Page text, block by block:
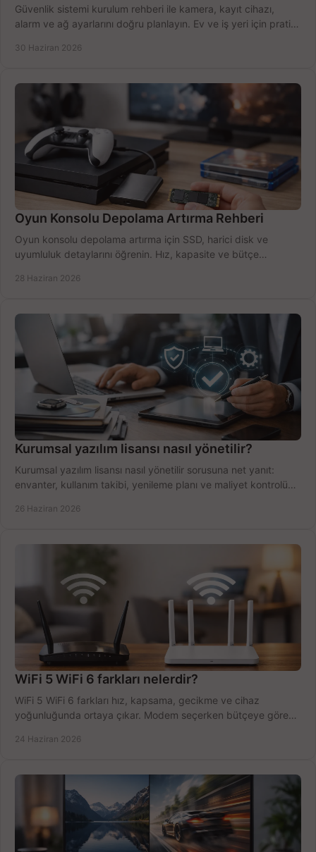
Güvenlik sistemi kurulum rehberi ile kamera, kayıt cihazı,
alarm ve ağ ayarlarını doğru planlayın. Ev ve iş yeri için pratik
30 Haziran 2026
Oyun Konsolu Depolama Artırma Rehberi
Oyun konsolu depolama artırma için SSD, harici disk ve
uyumluluk detaylarını öğrenin. Hız, kapasite ve bütçe
28 Haziran 2026
Kurumsal yazılım lisansı nasıl yönetilir?
Kurumsal yazılım lisansı nasıl yönetilir sorusuna net yanıt:
envanter, kullanım takibi, yenileme planı ve maliyet kontrolü
26 Haziran 2026
WiFi 5 WiFi 6 farkları nelerdir?
WiFi 5 WiFi 6 farkları hız, kapsama, gecikme ve cihaz
yoğunluğunda ortaya çıkar. Modem seçerken bütçeye göre
24 Haziran 2026